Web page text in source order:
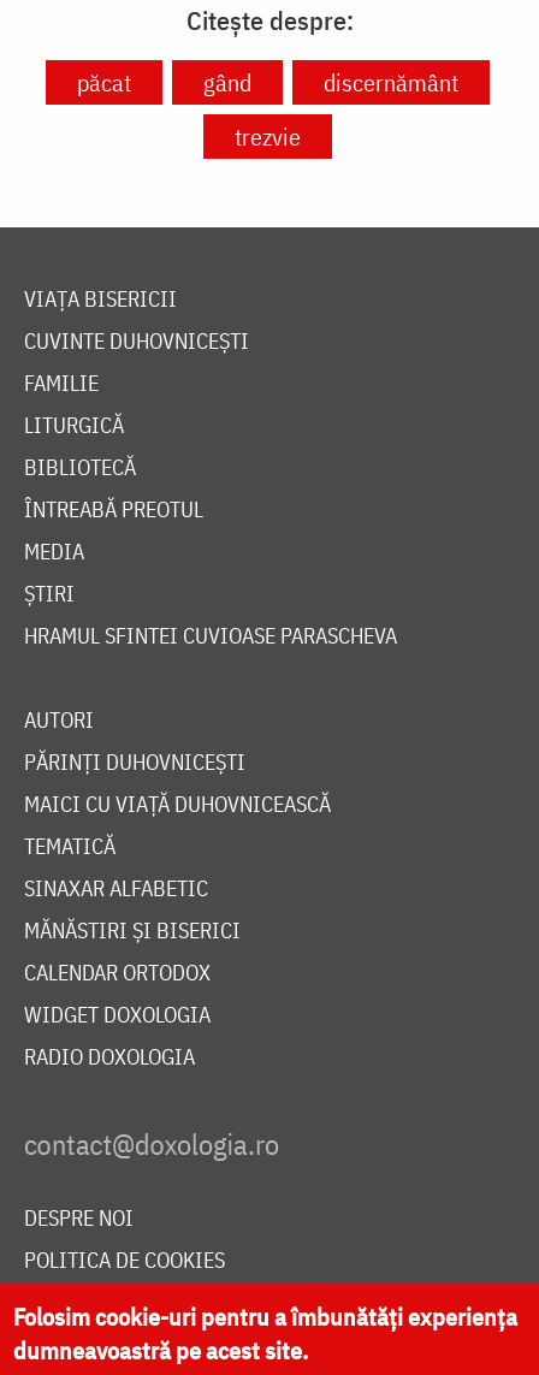
Citește despre:
păcat gând
discernământ
trezvie
VIAȚA BISERICII
CUVINTE DUHOVNICEȘTI
FAMILIE
LITURGICĂ
BIBLIOTECĂ
ÎNTREABĂ PREOTUL
MEDIA
ȘTIRI
HRAMUL SFINTEI CUVIOASE PARASCHEVA
AUTORI
PĂRINȚI DUHOVNICEȘTI
MAICI CU VIAȚĂ DUHOVNICEASCĂ
TEMATICĂ
SINAXAR ALFABETIC
MĂNĂSTIRI ȘI BISERICI
CALENDAR ORTODOX
WIDGET DOXOLOGIA
RADIO DOXOLOGIA
DESPRE NOI
POLITICA DE COOKIES
DONEAZĂ ONLINE PENTRU CATEDRALA NAȚIONALĂ
Folosim cookie-uri pentru a îmbunătăți experiența
dumneavoastră pe acest site.